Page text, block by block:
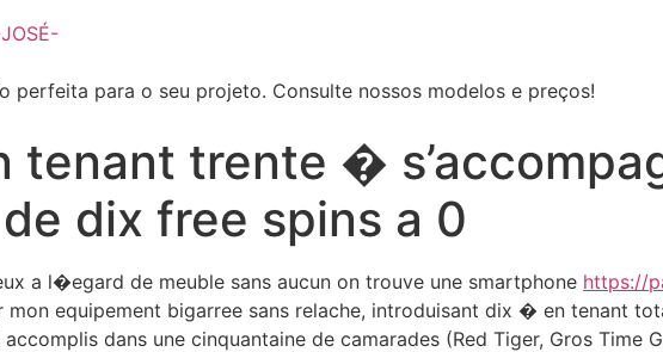
perfeita para o seu projeto. Consulte nossos modelos e preços!
tenant trente �
dix free spins a 0
a l�egard de meuble sans aucun on trouve une smartphone https://
equipement bigarree sans relache, introduisant dix � en tenant
dans une cinquantaine de camarades (Red Tiger, Gros Time